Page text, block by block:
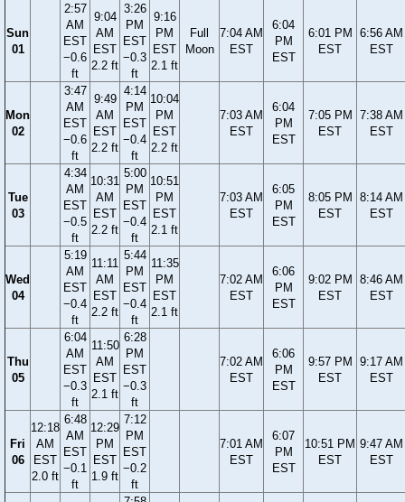
Sun
01
2:57
AM
EST
−0.6
ft
9:04
AM
EST
2.2 ft
3:26
PM
EST
−0.3
ft
9:16
PM
EST
2.1 ft
Full
Moon
7:04 AM
EST
6:04
PM
EST
6:01 PM
EST
6:56 AM
EST
Mon
02
3:47
AM
EST
−0.6
ft
9:49
AM
EST
2.2 ft
4:14
PM
EST
−0.4
ft
10:04
PM
EST
2.2 ft
7:03 AM
EST
6:04
PM
EST
7:05 PM
EST
7:38 AM
EST
Tue
03
4:34
AM
EST
−0.5
ft
10:31
AM
EST
2.2 ft
5:00
PM
EST
−0.4
ft
10:51
PM
EST
2.1 ft
7:03 AM
EST
6:05
PM
EST
8:05 PM
EST
8:14 AM
EST
Wed
04
5:19
AM
EST
−0.4
ft
11:11
AM
EST
2.2 ft
5:44
PM
EST
−0.4
ft
11:35
PM
EST
2.1 ft
7:02 AM
EST
6:06
PM
EST
9:02 PM
EST
8:46 AM
EST
Thu
05
6:04
AM
EST
−0.3
ft
11:50
AM
EST
2.1 ft
6:28
PM
EST
−0.3
ft
7:02 AM
EST
6:06
PM
EST
9:57 PM
EST
9:17 AM
EST
Fri
06
12:18
AM
EST
2.0 ft
6:48
AM
EST
−0.1
ft
12:29
PM
EST
1.9 ft
7:12
PM
EST
−0.2
ft
7:01 AM
EST
6:07
PM
EST
10:51 PM
EST
9:47 AM
EST